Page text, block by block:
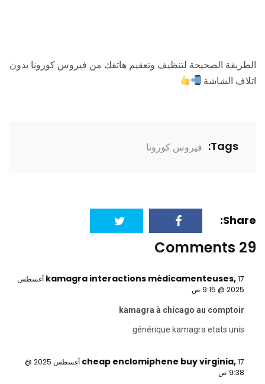
الطريقة الصحيحة لتنظيف وتعقيم هاتفك من فيروس كورونا بدون
اتلاف الشاشة
Tags: فيروس كورونا
Share:
29 Comments
kamagra interactions médicamenteuses,
17 أغسطس
2025 @ 9:15 ص
kamagra à chicago au comptoir
générique kamagra etats unis
cheap enclomiphene buy virginia,
17 أغسطس 2025 @
9:38 ص